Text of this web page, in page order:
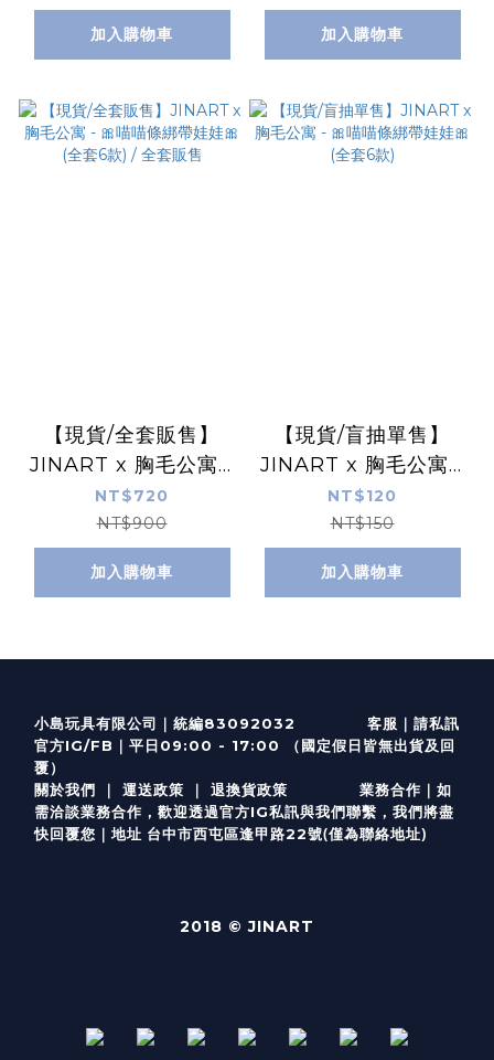
加入購物車 加入購物車
【現貨/全套販售】
JINART x 胸毛公寓 -
🎀喵喵條綁帶娃娃🎀
(全套6款) / 全套販售
NT$720
NT$900
加入購物車
【現貨/盲抽單售】
JINART x 胸毛公寓 -
🎀喵喵條綁帶娃娃🎀
(全套6款)
NT$120
NT$150
加入購物車
小島玩具有限公司｜統編83092032 客服 ｜ 請私訊
官方IG/FB ｜ 平日09:00 - 17:00 （國定假日皆無出貨及回
覆）
關於我們 ｜ 運送政策 ｜ 退換貨政策 業務合作｜如
需洽談業務合作，歡迎透過官方IG私訊與我們聯繫，我們將盡
快回覆您｜ 地址 台中市西屯區逢甲路22號(僅為聯絡地址)
2018 © JINART